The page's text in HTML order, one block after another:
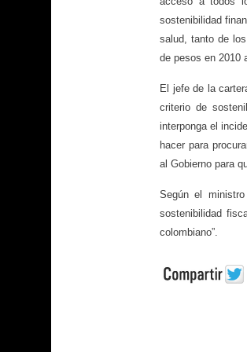
sostenibilidad
salud, tanto de
de pesos en 2010
El jefe de la
criterio de
interponga el
hacer para
al Gobierno para
Según el
sostenibilidad
colombiano”.